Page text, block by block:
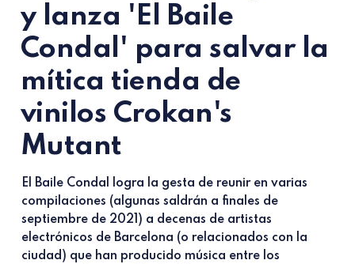
y lanza 'El Baile
Condal' para salvar la
mítica tienda de
vinilos Crokan's
Mutant
El Baile Condal logra la gesta de reunir en varias
compilaciones (algunas saldrán a finales de
septiembre de 2021) a decenas de artistas
electrónicos de Barcelona (o relacionados con la
ciudad) que han producido música entre los